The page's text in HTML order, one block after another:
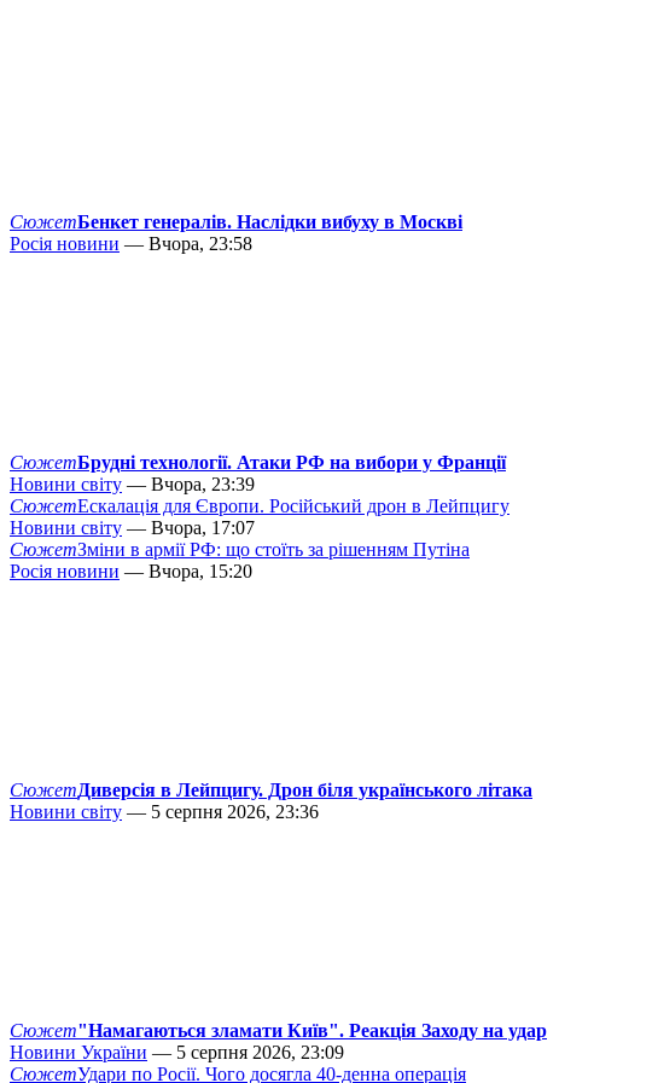
СюжетБенкет генералів. Наслідки вибуху в Москві
Росія новини — Вчора, 23:58
СюжетБрудні технології. Атаки РФ на вибори у Франції
Новини світу — Вчора, 23:39
СюжетЕскалація для Європи. Російський дрон в Лейпцигу
Новини світу — Вчора, 17:07
СюжетЗміни в армії РФ: що стоїть за рішенням Путіна
Росія новини — Вчора, 15:20
СюжетДиверсія в Лейпцигу. Дрон біля українського літака
Новини світу — 5 серпня 2026, 23:36
Сюжет"Намагаються зламати Київ". Реакція Заходу на удар
Новини України — 5 серпня 2026, 23:09
СюжетУдари по Росії. Чого досягла 40-денна операція